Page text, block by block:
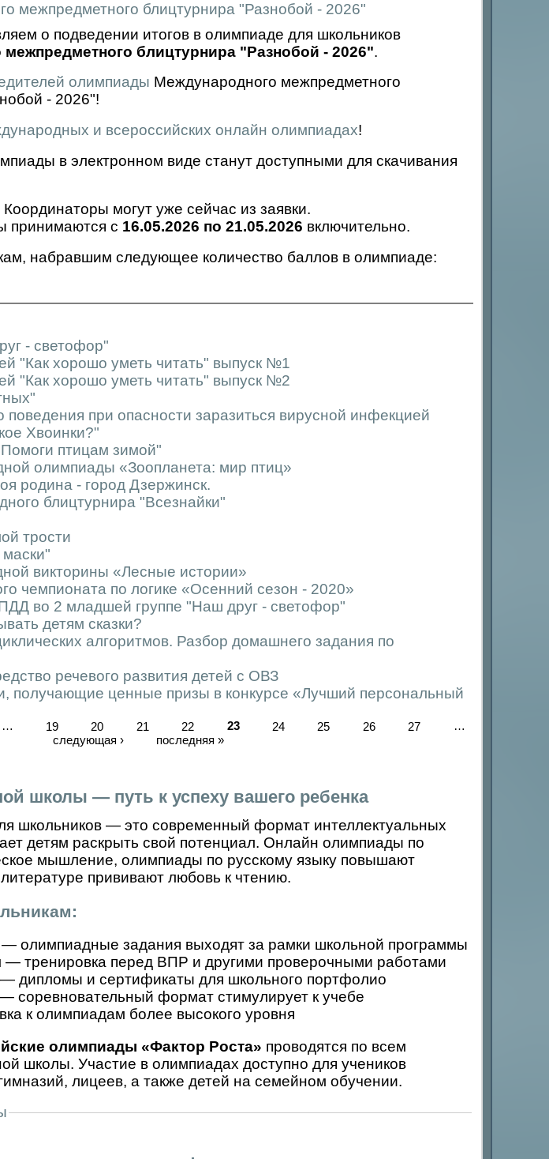
межпредметного блицтурнира "Разнобой - 2026"
о подведении итогов в олимпиаде для школьников
блицтурнира "Разнобой - 2026".
олимпиады Международного межпредметного
- 2026"!
и всероссийских онлайн олимпиадах!
в электронном виде станут доступными для скачивания
могут уже сейчас из заявки.
принимаются с 16.05.2026 по 21.05.2026 включительно.
набравшим следующее количество баллов в олимпиаде:
- светофор"
"Как хорошо уметь читать" выпуск №1
"Как хорошо уметь читать" выпуск №2
поведения при опасности заразиться вирусной инфекцией
Хвоинки?"
птицам зимой"
олимпиады «Зоопланета: мир птиц»
родина - город Дзержинск.
блицтурнира "Всезнайки"
трости
викторины «Лесные истории»
чемпионата по логике «Осенний сезон - 2020»
ПДД во 2 младшей группе "Наш друг - светофор"
детям сказки?
алгоритмов. Разбор домашнего задания по
речевого развития детей с ОВЗ
получающие ценные призы в конкурсе «Лучший персональный
… 19 20 21 22 23 24 25 26 27
…
следующая ›
последняя »
школы — путь к успеху вашего ребенка
школьников — это современный формат интеллектуальных
детям раскрыть свой потенциал. Онлайн олимпиады по
мышление, олимпиады по русскому языку повышают
прививают любовь к чтению.
— олимпиадные задания выходят за рамки школьной программы
— тренировка перед ВПР и другими проверочными работами
— дипломы и сертификаты для школьного портфолио
— соревновательный формат стимулирует к учебе
к олимпиадам более высокого уровня
олимпиады «Фактор Роста» проводятся по всем
школы. Участие в олимпиадах доступно для учеников
лицеев, а также детей на семейном обучении.